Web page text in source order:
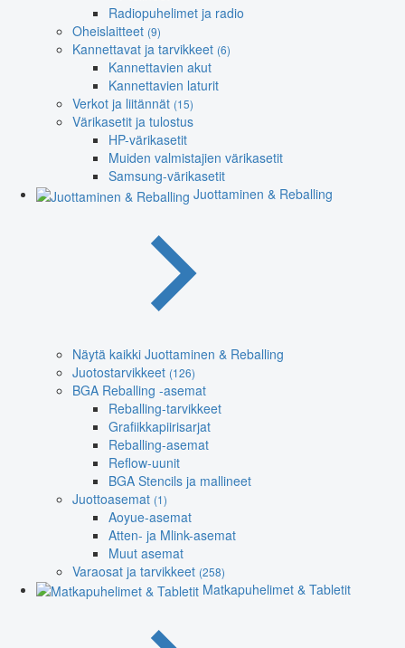
Radiopuhelimet ja radio
Oheislaitteet (9)
Kannettavat ja tarvikkeet (6)
Kannettavien akut
Kannettavien laturit
Verkot ja liitännät (15)
Värikasetit ja tulostus
HP-värikasetit
Muiden valmistajien värikasetit
Samsung-värikasetit
Juottaminen & Reballing
Näytä kaikki Juottaminen & Reballing
Juotostarvikkeet (126)
BGA Reballing -asemat
Reballing-tarvikkeet
Grafiikkapiirisarjat
Reballing-asemat
Reflow-uunit
BGA Stencils ja mallineet
Juottoasemat (1)
Aoyue-asemat
Atten- ja Mlink-asemat
Muut asemat
Varaosat ja tarvikkeet (258)
Matkapuhelimet & Tabletit